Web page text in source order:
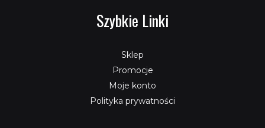
Szybkie Linki
Sklep
Promocje
Moje konto
Polityka prywatności